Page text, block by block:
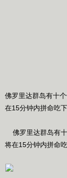
佛罗里达群岛有十
在15分钟内拼命吃
佛罗里达群岛有十
将在15分钟内拼命